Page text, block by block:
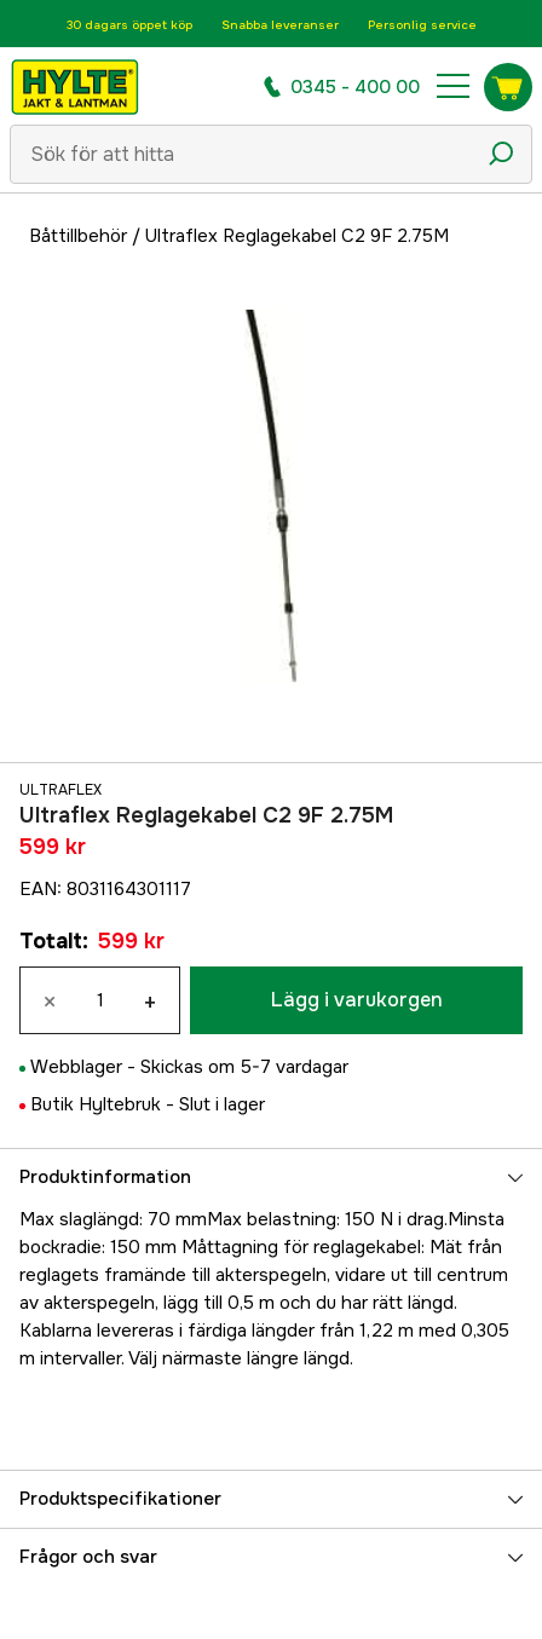
30 dagars öppet köp Snabba leveranser Personlig service
0345 - 400 00
Båttillbehör/ Ultraflex Reglagekabel C2 9F 2.75M
ULTRAFLEX
Ultraflex Reglagekabel C2 9F 2.75M
599 kr
EAN: 8031164301117
Totalt: 599 kr
× + Lägg i varukorgen
Webblager - Skickas om 5-7 vardagar
Butik Hyltebruk - Slut i lager
Produktinformation
Max slaglängd: 70 mmMax belastning: 150 N i drag.Minsta
bockradie: 150 mm Måttagning för reglagekabel: Mät från
reglagets framände till akterspegeln, vidare ut till centrum
av akterspegeln, lägg till 0,5 m och du har rätt längd.
Kablarna levereras i färdiga längder från 1,22 m med 0,305
m intervaller. Välj närmaste längre längd.
Produktspecifikationer
Referensnummer 5000022812
Frågor och svar